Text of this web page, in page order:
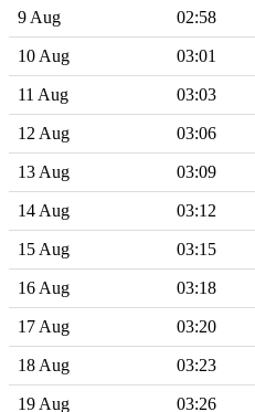
9 Aug 02:58
10 Aug 03:01
11 Aug 03:03
12 Aug 03:06
13 Aug 03:09
14 Aug 03:12
15 Aug 03:15
16 Aug 03:18
17 Aug 03:20
18 Aug 03:23
19 Aug 03:26